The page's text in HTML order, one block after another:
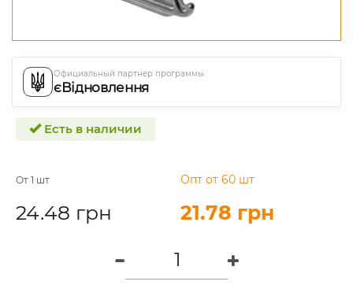
Официальный партнер программы
єВідновлення
Есть в наличии
От 1 шт
24.48 грн
Опт от 60 шт
21.78 грн